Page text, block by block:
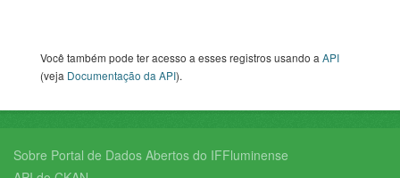
Você também pode ter acesso a esses registros usando aAPI
(veja Documentação da API).
Sobre Portal de Dados Abertos do IFFluminense